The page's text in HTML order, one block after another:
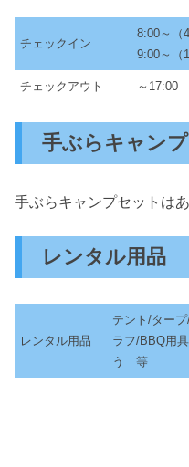
チェックイン
8:00～（
9:00～（
チェックアウト ～17:00
手ぶらキャン
手ぶらキャンプセットはあ
レンタル用品
レンタル用品
テント/ター
ラフ/BBQ用
う 等